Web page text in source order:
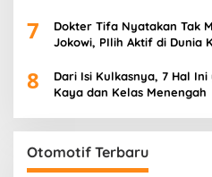
7
Dokter Tifa Nyatakan Tak
Jokowi, PIlih Aktif di Dunia
8
Dari Isi Kulkasnya, 7 Hal
Kaya dan Kelas Menengah
Otomotif Terbaru